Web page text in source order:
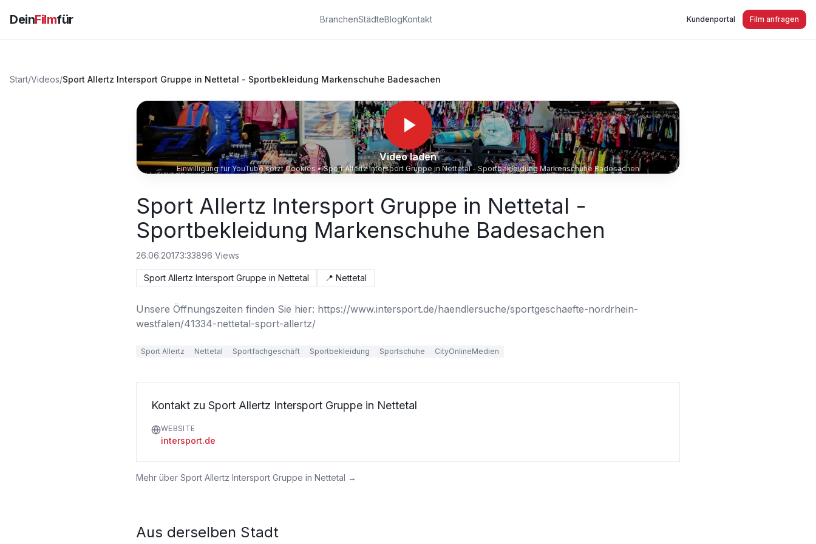
DeinFilmfür BranchenStädteBlogKontakt Kundenportal Film anfragen
Start/Videos/Sport Allertz Intersport Gruppe in Nettetal - Sportbekleidung Markenschuhe Badesachen
Video laden
Einwilligung für YouTube setzt Cookies •Sport Allertz Intersport Gruppe in Nettetal - Sportbekleidung Markenschuhe Badesachen
Sport Allertz Intersport Gruppe in Nettetal -
Sportbekleidung Markenschuhe Badesachen
26.06.20173:33896 Views
Sport Allertz Intersport Gruppe in Nettetal 📍 Nettetal
Unsere Öffnungszeiten finden Sie hier: https://www.intersport.de/haendlersuche/sportgeschaefte-nordrhein-
westfalen/41334-nettetal-sport-allertz/
Sport Allertz Nettetal Sportfachgeschäft Sportbekleidung Sportschuhe CityOnlineMedien
Kontakt zu Sport Allertz Intersport Gruppe in Nettetal
WEBSITE
intersport.de
Mehr über Sport Allertz Intersport Gruppe in Nettetal →
Aus derselben Stadt